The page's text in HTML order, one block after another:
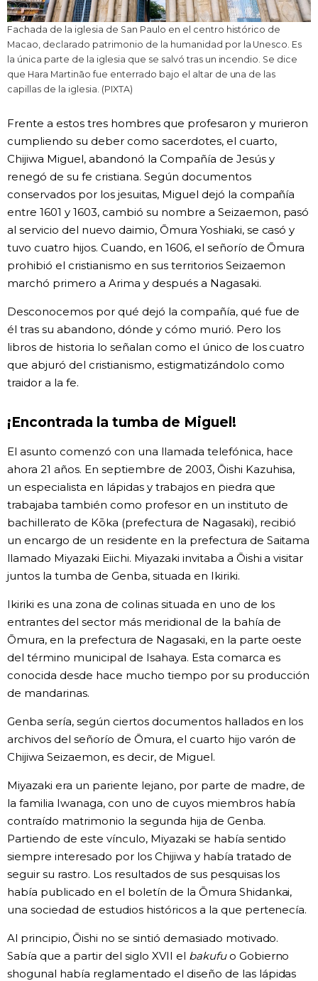
Fachada de la iglesia de San Paulo en el centro histórico de
Macao, declarado patrimonio de la humanidad por la Unesco. Es
la única parte de la iglesia que se salvó tras un incendio. Se dice
que Hara Martināo fue enterrado bajo el altar de una de las
capillas de la iglesia. (PIXTA)
Frente a estos tres hombres que profesaron y murieron
cumpliendo su deber como sacerdotes, el cuarto,
Chijiwa Miguel, abandonó la Compañía de Jesús y
renegó de su fe cristiana. Según documentos
conservados por los jesuitas, Miguel dejó la compañía
entre 1601 y 1603, cambió su nombre a Seizaemon, pasó
al servicio del nuevo daimio, Ōmura Yoshiaki, se casó y
tuvo cuatro hijos. Cuando, en 1606, el señorío de Ōmura
prohibió el cristianismo en sus territorios Seizaemon
marchó primero a Arima y después a Nagasaki.
Desconocemos por qué dejó la compañía, qué fue de
él tras su abandono, dónde y cómo murió. Pero los
libros de historia lo señalan como el único de los cuatro
que abjuró del cristianismo, estigmatizándolo como
traidor a la fe.
¡Encontrada la tumba de Miguel!
El asunto comenzó con una llamada telefónica, hace
ahora 21 años. En septiembre de 2003, Ōishi Kazuhisa,
un especialista en lápidas y trabajos en piedra que
trabajaba también como profesor en un instituto de
bachillerato de Kōka (prefectura de Nagasaki), recibió
un encargo de un residente en la prefectura de Saitama
llamado Miyazaki Eiichi. Miyazaki invitaba a Ōishi a visitar
juntos la tumba de Genba, situada en Ikiriki.
Ikiriki es una zona de colinas situada en uno de los
entrantes del sector más meridional de la bahía de
Ōmura, en la prefectura de Nagasaki, en la parte oeste
del término municipal de Isahaya. Esta comarca es
conocida desde hace mucho tiempo por su producción
de mandarinas.
Genba sería, según ciertos documentos hallados en los
archivos del señorío de Ōmura, el cuarto hijo varón de
Chijiwa Seizaemon, es decir, de Miguel.
Miyazaki era un pariente lejano, por parte de madre, de
la familia Iwanaga, con uno de cuyos miembros había
contraído matrimonio la segunda hija de Genba.
Partiendo de este vínculo, Miyazaki se había sentido
siempre interesado por los Chijiwa y había tratado de
seguir su rastro. Los resultados de sus pesquisas los
había publicado en el boletín de la Ōmura Shidankai,
una sociedad de estudios históricos a la que pertenecía.
Al principio, Ōishi no se sintió demasiado motivado.
Sabía que a partir del siglo XVII el bakufuo Gobierno
shogunal había reglamentado el diseño de las lápidas